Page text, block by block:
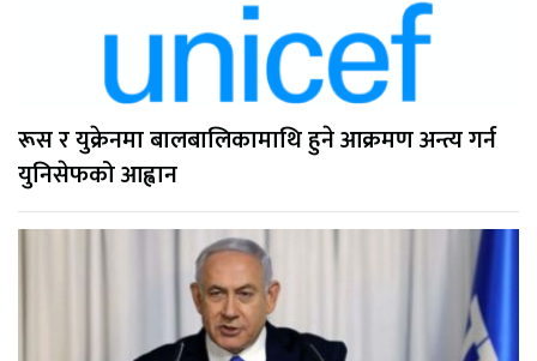
रूस र युक्रेनमा बालबालिकामाथि हुने आक्रमण अन्त्य गर्न
युनिसेफको आह्वान